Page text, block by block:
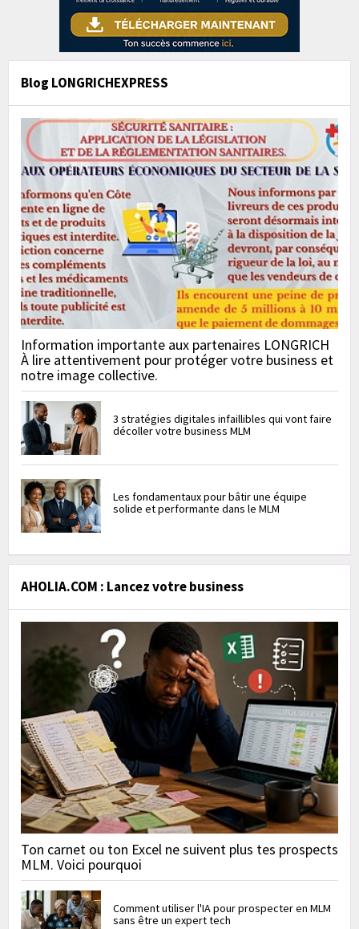
Blog LONGRICHEXPRESS
Information importante aux partenaires LONGRICH
À lire attentivement pour protéger votre business et
notre image collective.
3 stratégies digitales infaillibles qui vont faire
décoller votre business MLM
Les fondamentaux pour bâtir une équipe
solide et performante dans le MLM
AHOLIA.COM : Lancez votre business
Ton carnet ou ton Excel ne suivent plus tes prospects
MLM. Voici pourquoi
Comment utiliser l'IA pour prospecter en MLM
sans être un expert tech